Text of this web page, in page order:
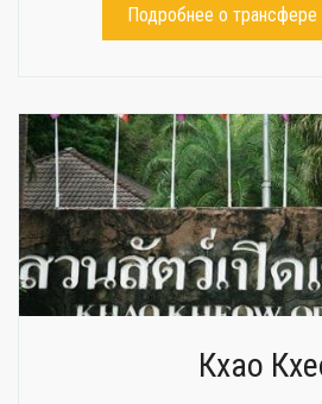
Подробнее о трансфере
Кхао